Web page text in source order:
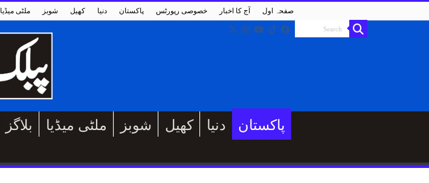
ملٹی میڈیا شوبز کھیل دنیا پاکستان خصوصی رپورٹس آج کا اخبار صفحہ اول
بلاگز ملٹی میڈیا شوبز کھیل دنیا
پاکستان